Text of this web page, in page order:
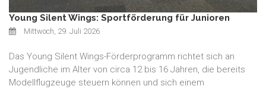
Young Silent Wings: Sportförderung für Junioren
Mittwoch, 29. Juli 2026
Das Young Silent Wings-Förderprogramm richtet sich an
Jugendliche im Alter von circa 12 bis 16 Jahren, die bereits
Modellflugzeuge steuern können und sich einem